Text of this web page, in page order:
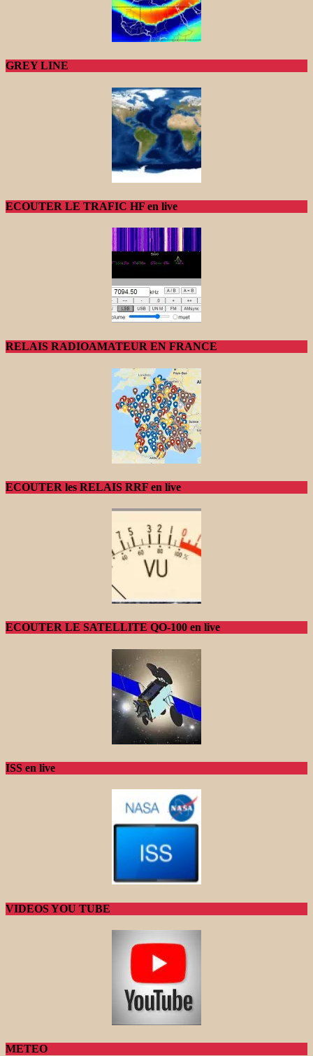
GREY LINE
ECOUTER LE TRAFIC HF en live
RELAIS RADIOAMATEUR EN FRANCE
ECOUTER les RELAIS RRF en live
ECOUTER LE SATELLITE QO-100 en live
ISS en live
VIDEOS YOU TUBE
METEO